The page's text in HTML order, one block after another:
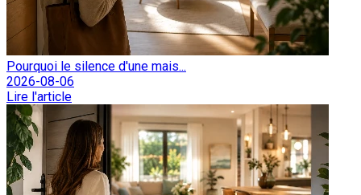
Pourquoi le silence d'une mais...
2026-08-06
Lire l'article